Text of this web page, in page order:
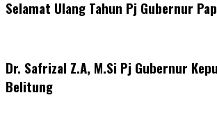
Selamat Ulang Tahun Pj Gubernur
Dr. Safrizal Z.A, M.Si Pj Gubernur
Belitung